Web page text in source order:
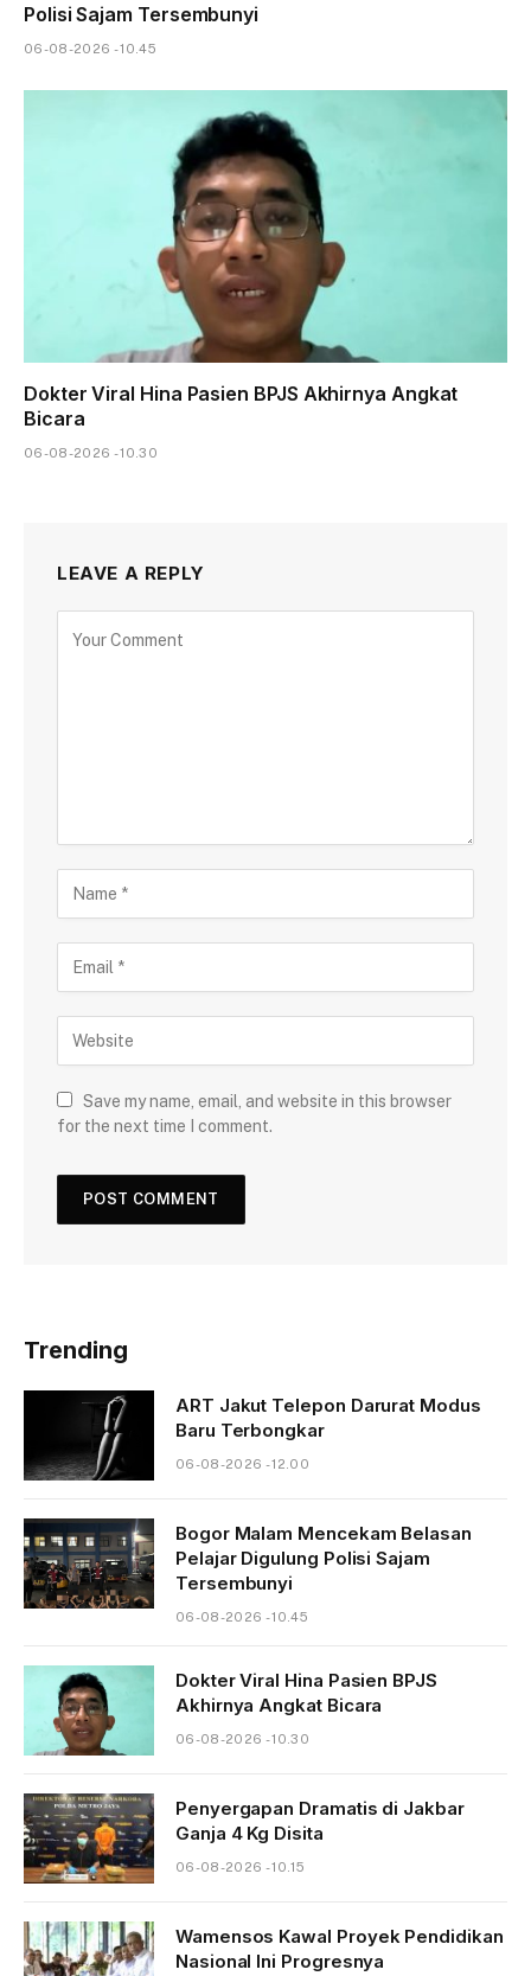
Polisi Sajam Tersembunyi
06-08-2026 - 10.45
Dokter Viral Hina Pasien BPJS Akhirnya Angkat
Bicara
06-08-2026 - 10.30
LEAVE A REPLY
Save my name, email, and website in this browser
for the next time I comment.
Trending
ART Jakut Telepon Darurat Modus
Baru Terbongkar
06-08-2026 - 12.00
Bogor Malam Mencekam Belasan
Pelajar Digulung Polisi Sajam
Tersembunyi
06-08-2026 - 10.45
Dokter Viral Hina Pasien BPJS
Akhirnya Angkat Bicara
06-08-2026 - 10.30
Penyergapan Dramatis di Jakbar
Ganja 4 Kg Disita
06-08-2026 - 10.15
Wamensos Kawal Proyek Pendidikan
Nasional Ini Progresnya